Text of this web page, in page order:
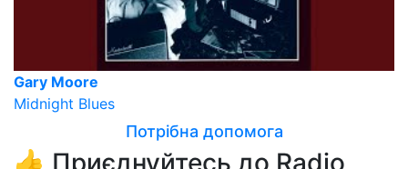
Gary Moore
Midnight Blues
Потрібна допомога
👍 Приєднуйтесь до Radio